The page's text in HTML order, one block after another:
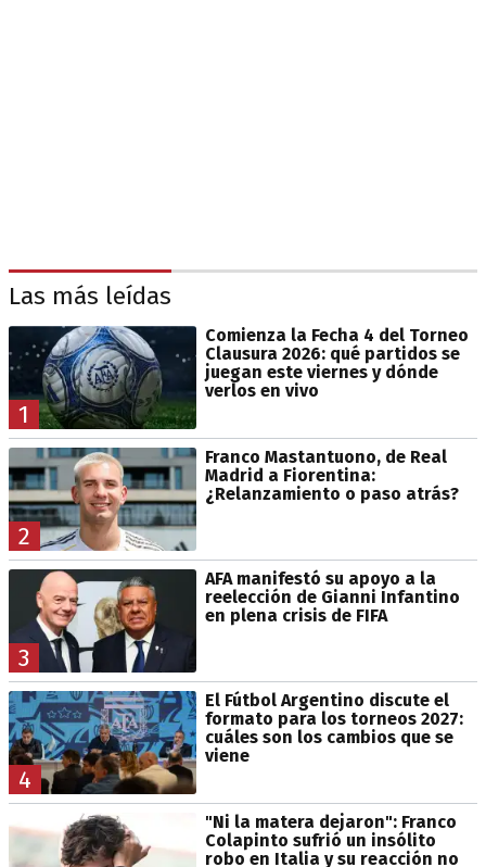
Las más leídas
1
Comienza la Fecha 4 del Torneo
Clausura 2026: qué partidos se
juegan este viernes y dónde
verlos en vivo
2
Franco Mastantuono, de Real
Madrid a Fiorentina:
¿Relanzamiento o paso atrás?
3
AFA manifestó su apoyo a la
reelección de Gianni Infantino
en plena crisis de FIFA
4
El Fútbol Argentino discute el
formato para los torneos 2027:
cuáles son los cambios que se
viene
"Ni la matera dejaron": Franco
Colapinto sufrió un insólito
robo en Italia y su reacción no